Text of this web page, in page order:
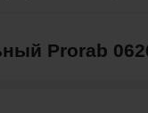
Prorab